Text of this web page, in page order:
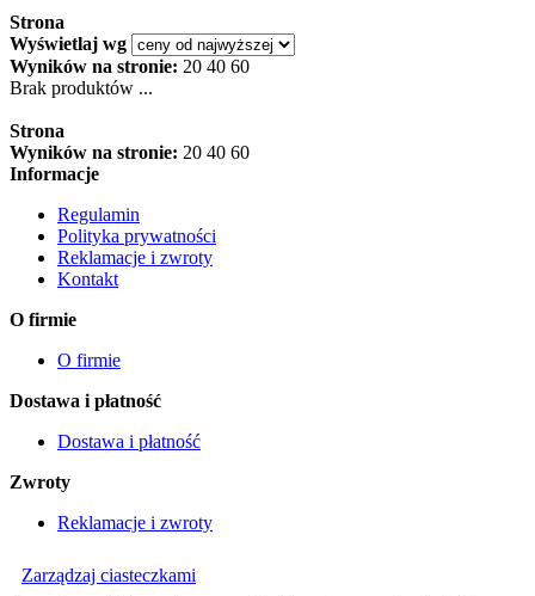
Strona
Wyświetlaj wg
Wyników na stronie: 20 40 60
Brak produktów ...
Strona
Wyników na stronie: 20 40 60
Informacje
Regulamin
Polityka prywatności
Reklamacje i zwroty
Kontakt
O firmie
O firmie
Dostawa i płatność
Dostawa i płatność
Zwroty
Reklamacje i zwroty
Zarządzaj ciasteczkami